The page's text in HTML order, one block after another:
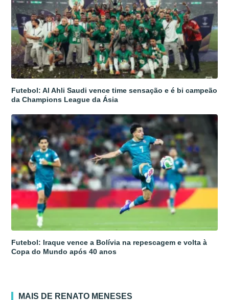
Futebol: Al Ahli Saudi vence time sensação e é bi campeão
da Champions League da Ásia
Futebol: Iraque vence a Bolívia na repescagem e volta à
Copa do Mundo após 40 anos
MAIS DE RENATO MENESES